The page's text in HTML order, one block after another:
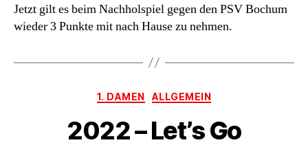
Jetzt gilt es beim Nachholspiel gegen den PSV Bochum
wieder 3 Punkte mit nach Hause zu nehmen.
Kategorien
1. DAMEN ALLGEMEIN
2022 – Let’s Go